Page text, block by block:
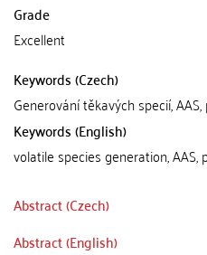
Grade
Excellent
Keywords (Czech)
Generování těkavých specií,
Keywords (English)
volatile species generation, AAS,
Abstract (Czech)
Abstract (English)